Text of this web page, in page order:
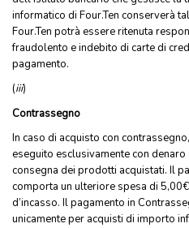
informatico di Four.Ten conserverà
Four.Ten potrà essere ritenuta
fraudolento e indebito di carte di
pagamento.
(iii)
Contrassegno
In caso di acquisto con
eseguito esclusivamente con
consegna dei prodotti acquistati. Il
comporta un ulteriore spesa di
d’incasso. Il pagamento in
unicamente per acquisti di importo